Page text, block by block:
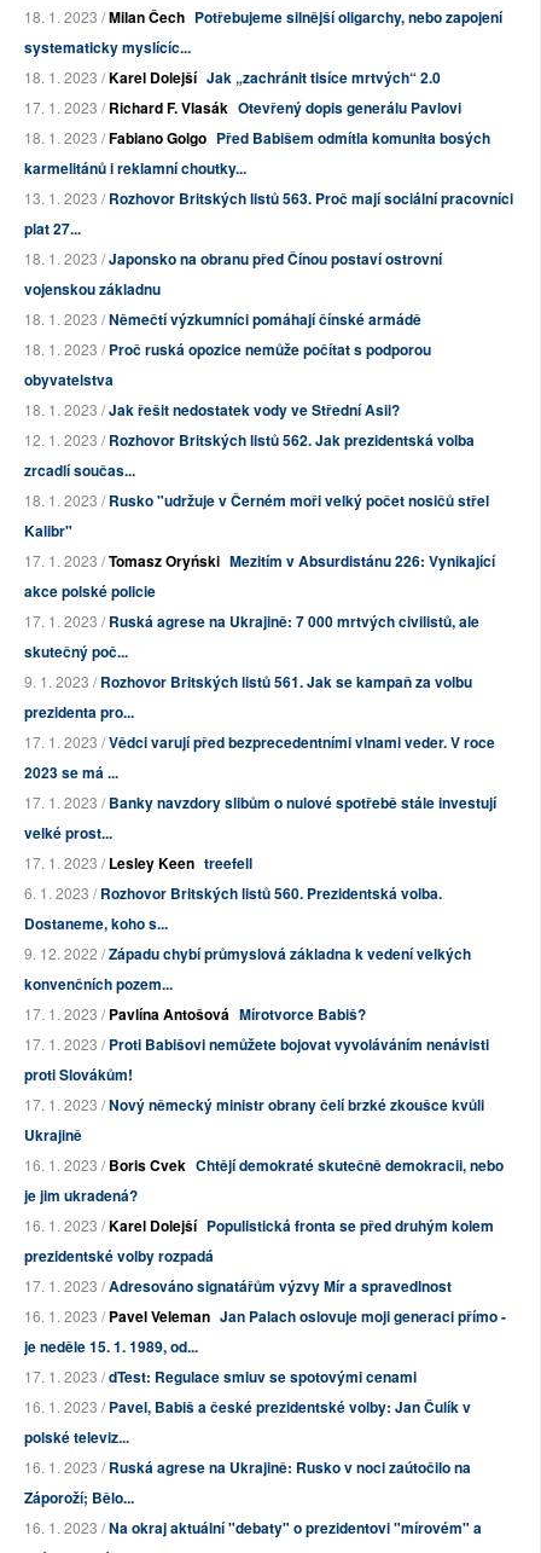
18. 1. 2023 /Milan Čech Potřebujeme silnější oligarchy, nebo zapojení
systematicky myslícíc...
18. 1. 2023 /Karel Dolejší Jak „zachránit tisíce mrtvých“ 2.0
17. 1. 2023 /Richard F. Vlasák Otevřený dopis generálu Pavlovi
18. 1. 2023 /Fabiano Golgo Před Babišem odmítla komunita bosých
karmelitánů i reklamní choutky...
13. 1. 2023 /Rozhovor Britských listů 563. Proč mají sociální pracovníci
plat 27...
18. 1. 2023 /Japonsko na obranu před Čínou postaví ostrovní
vojenskou základnu
18. 1. 2023 /Němečtí výzkumníci pomáhají čínské armádě
18. 1. 2023 /Proč ruská opozice nemůže počítat s podporou
obyvatelstva
18. 1. 2023 /Jak řešit nedostatek vody ve Střední Asii?
12. 1. 2023 /Rozhovor Britských listů 562. Jak prezidentská volba
zrcadlí součas...
18. 1. 2023 /Rusko "udržuje v Černém moři velký počet nosičů střel
Kalibr"
17. 1. 2023 /Tomasz Oryński Mezitím v Absurdistánu 226: Vynikající
akce polské policie
17. 1. 2023 /Ruská agrese na Ukrajině: 7 000 mrtvých civilistů, ale
skutečný poč...
9. 1. 2023 /Rozhovor Britských listů 561. Jak se kampaň za volbu
prezidenta pro...
17. 1. 2023 /Vědci varují před bezprecedentními vlnami veder. V roce
2023 se má ...
17. 1. 2023 /Banky navzdory slibům o nulové spotřebě stále investují
velké prost...
17. 1. 2023 /Lesley Keen treefell
6. 1. 2023 /Rozhovor Britských listů 560. Prezidentská volba.
Dostaneme, koho s...
9. 12. 2022 /Západu chybí průmyslová základna k vedení velkých
konvenčních pozem...
17. 1. 2023 /Pavlína Antošová Mírotvorce Babiš?
17. 1. 2023 /Proti Babišovi nemůžete bojovat vyvoláváním nenávisti
proti Slovákům!
17. 1. 2023 /Nový německý ministr obrany čelí brzké zkoušce kvůli
Ukrajině
16. 1. 2023 /Boris Cvek Chtějí demokraté skutečně demokracii, nebo
je jim ukradená?
16. 1. 2023 /Karel Dolejší Populistická fronta se před druhým kolem
prezidentské volby rozpadá
17. 1. 2023 /Adresováno signatářům výzvy Mír a spravedlnost
16. 1. 2023 /Pavel Veleman Jan Palach oslovuje moji generaci přímo -
je neděle 15. 1. 1989, od...
17. 1. 2023 /dTest: Regulace smluv se spotovými cenami
16. 1. 2023 /Pavel, Babiš a české prezidentské volby: Jan Čulík v
polské televiz...
16. 1. 2023 /Ruská agrese na Ukrajině: Rusko v noci zaútočilo na
Záporoží; Bělo...
16. 1. 2023 /Na okraj aktuální "debaty" o prezidentovi "mírovém" a